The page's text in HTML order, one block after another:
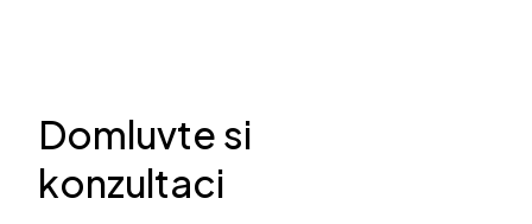
Domluvte si
konzultaci